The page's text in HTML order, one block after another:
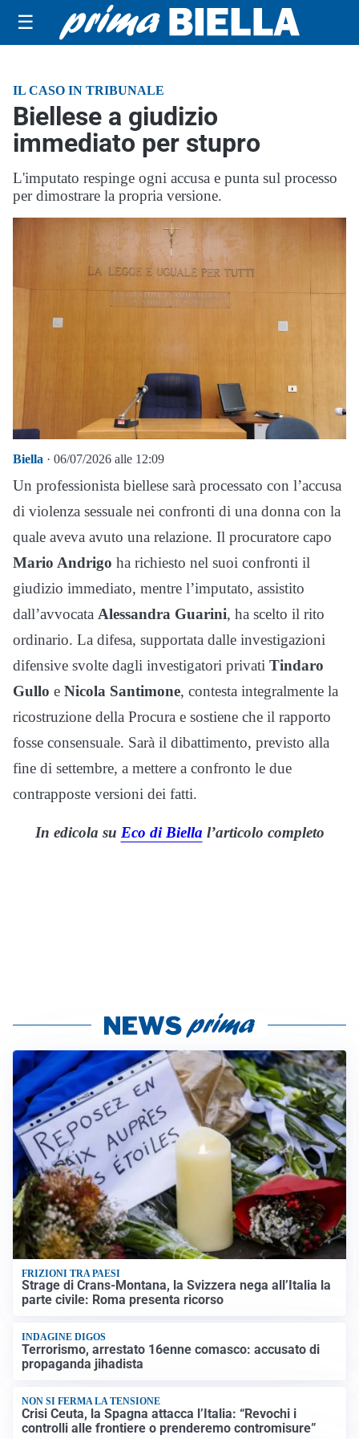
☰
IL CASO IN TRIBUNALE
Biellese a giudizio
immediato per stupro
L'imputato respinge ogni accusa e punta sul processo
per dimostrare la propria versione.
Biella · 06/07/2026 alle 12:09
Un professionista biellese sarà processato con l’accusa
di violenza sessuale nei confronti di una donna con la
quale aveva avuto una relazione. Il procuratore capo
Mario Andrigo ha richiesto nel suoi confronti il
giudizio immediato, mentre l’imputato, assistito
dall’avvocata Alessandra Guarini, ha scelto il rito
ordinario. La difesa, supportata dalle investigazioni
difensive svolte dagli investigatori privati Tindaro
Gullo e Nicola Santimone, contesta integralmente la
ricostruzione della Procura e sostiene che il rapporto
fosse consensuale. Sarà il dibattimento, previsto alla
fine di settembre, a mettere a confronto le due
contrapposte versioni dei fatti.
In edicola su Eco di Biella l’articolo completo
FRIZIONI TRA PAESI
Strage di Crans-Montana, la Svizzera nega all’Italia la
parte civile: Roma presenta ricorso
INDAGINE DIGOS
Terrorismo, arrestato 16enne comasco: accusato di
propaganda jihadista
NON SI FERMA LA TENSIONE
Crisi Ceuta, la Spagna attacca l’Italia: “Revochi i
controlli alle frontiere o prenderemo contromisure”